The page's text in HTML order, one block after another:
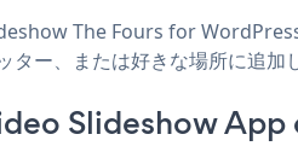
The Fours for
ター、または好きな場所に追加
Slideshow